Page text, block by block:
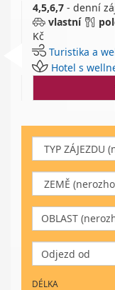
4,5,6,7 - denní
vlastní
Kč
Turistika a
Hotel s
OBLAST
DÉLKA